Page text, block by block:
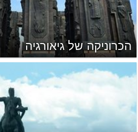
הכרוניקה של גיאורגיה